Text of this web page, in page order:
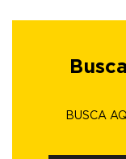
BUSCA